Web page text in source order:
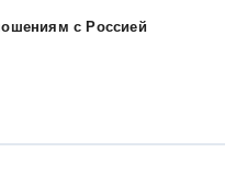
с Россией